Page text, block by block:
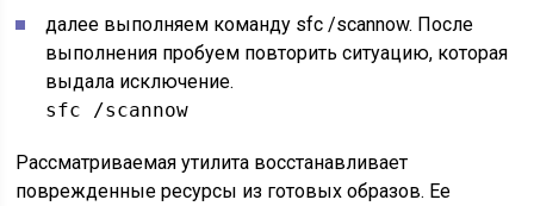
далее выполняем команду sfc /scannow. После
выполнения пробуем повторить ситуацию, которая
выдала исключение.
sfc /scannow
Рассматриваемая утилита восстанавливает
поврежденные ресурсы из готовых образов. Ее